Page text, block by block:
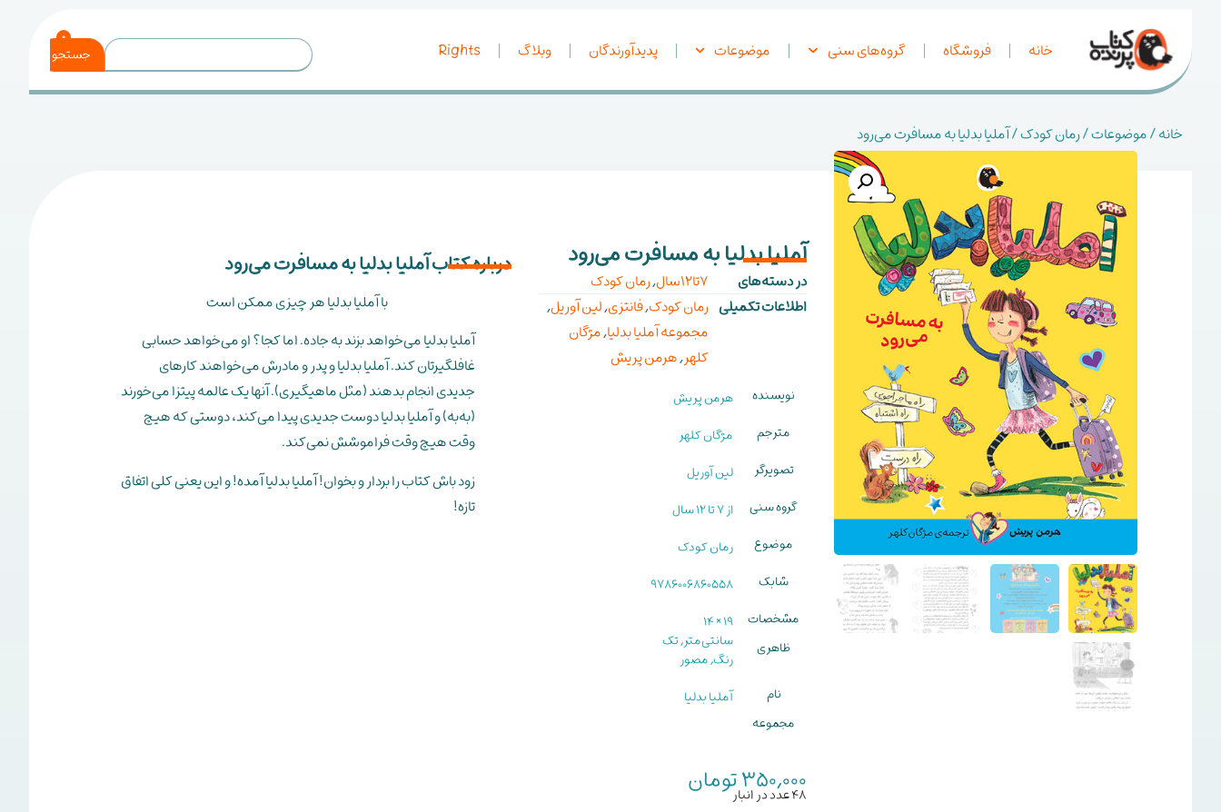
خانه فروشگاه گروه‌های سنی موضوعات پدیدآورندگان وبلاگ Rights
0
جستجو
خانه/موضوعات/رمان کودک/ آملیا بدلیا به مسافرت می‌رود
آملیا بدلیا به مسافرت می‌رود
در دسته‌های 7تا12سال ,رمان کودک
اطلاعات تکمیلی رمان کودک,فانتزی,لین آوریل,
مجموعه آملیا بدلیا,مژگان
کلهر,هرمن پریش
نویسنده
هرمن پریش
مترجم
مژگان کلهر
تصویرگر
لین آوریل
گروه سنی
از 7 تا 12 سال
موضوع
رمان کودک
شابک
9786006860558
مشخصات
ظاهری
19 × 14
سانتی‌متر, تک
رنگ, مصور
نام
مجموعه
آملیا بدلیا
350,000تومان 48 عدد در انبار
درباره کتاب آملیا بدلیا به مسافرت می‌رود
با آملیا بدلیا هر چیزی ممکن است
آملیا بدلیا می‌خواهد بزند به جاده. اما کجا؟ او می‌خواهد حسابی
غافلگیرتان کند. آملیا بدلیا و پدر و مادرش می‌خواهند کارهای
جدیدی انجام بدهند (مثل ماهیگیری). آنها یک عالمه پیتزا می‌خورند
(به‌به) و آملیا بدلیا دوست جدیدی پیدا می‌کند، دوستی که هیچ
وقت هیچ وقت فراموشش نمی‌کند.
زود باش کتاب را بردار و بخوان! آملیا بدلیا آمده! و این یعنی کلی اتفاق
تازه!